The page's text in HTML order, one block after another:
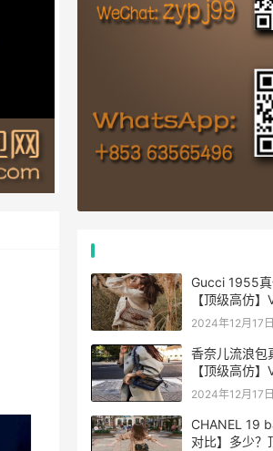
Gucci 1955
【顶级高仿
2024年12月17日
香奈儿流浪包
【顶级高仿】
2024年12月17日
CHANEL 19
对比】多少？